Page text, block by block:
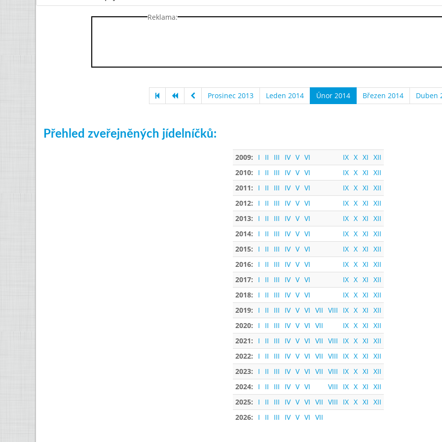
Reklama:
Prosinec 2013 Leden 2014 Únor 2014 Březen 2014 Duben
Přehled zveřejněných jídelníčků:
2009: I II III IV V VI IX X XI XII
2010:
I II III IV V VI IX X XI XII
2011:
I II III IV V VI IX X XI XII
2012:
I II III IV V VI IX X XI XII
2013:
I II III IV V VI IX X XI XII
2014:
I II III IV V VI IX X XI XII
2015:
I II III IV V VI IX X XI XII
2016:
I II III IV V VI IX X XI XII
2017:
I II III IV V VI IX X XI XII
2018:
I II III IV V VI IX X XI XII
2019:
I II III IV V VI VII VIII IX X XI XII
2020:
I II III IV V VI VII IX X XI XII
2021:
I II III IV V VI VII VIII IX X XI XII
2022:
I II III IV V VI VII VIII IX X XI XII
2023:
I II III IV V VI VII VIII IX X XI XII
2024:
I II III IV V VI VIII IX X XI XII
2025:
I II III IV V VI VII VIII IX X XI XII
2026:
I II III IV V VI VII